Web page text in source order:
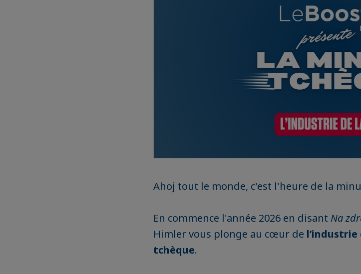
Ahoj tout le monde, c'est l'heure de la
En commence l'année 2026 en disant Na
Himler vous plonge au cœur de l’industrie
tchèque.